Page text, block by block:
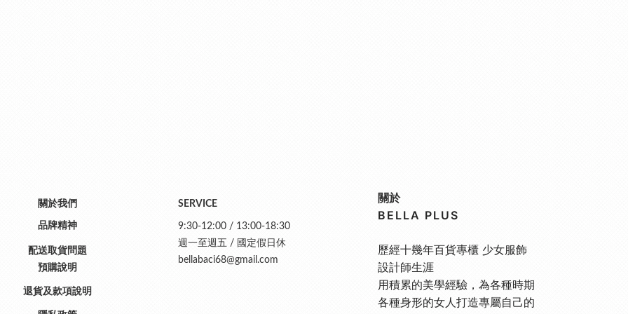
關於我們
品牌精神
配送取貨問題
預購說明
退貨及款項說明
SERVICE
9:30-12:00 / 13:00-18:30
週一至週五 / 國定假日休
bellabaci68@gmail.com
關於
BELLA PLUS
歷經十幾年百貨專櫃 少女服飾
設計師生涯
用積累的美學經驗，為各種時期
各種身形的女人打造專屬自己的